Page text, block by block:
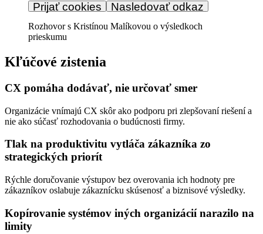
Prijať cookies Nasledovať odkaz
Rozhovor s Kristínou Malíkovou o výsledkoch
prieskumu
Kľúčové zistenia
CX pomáha dodávať, nie určovať smer
Organizácie vnímajú CX skôr ako podporu pri zlepšovaní riešení a
nie ako súčasť rozhodovania o budúcnosti firmy.
Tlak na produktivitu vytláča zákazníka zo
strategických priorít
Rýchle doručovanie výstupov bez overovania ich hodnoty pre
zákazníkov oslabuje zákaznícku skúsenosť a biznisové výsledky.
Kopírovanie systémov iných organizácií narazilo na
limity